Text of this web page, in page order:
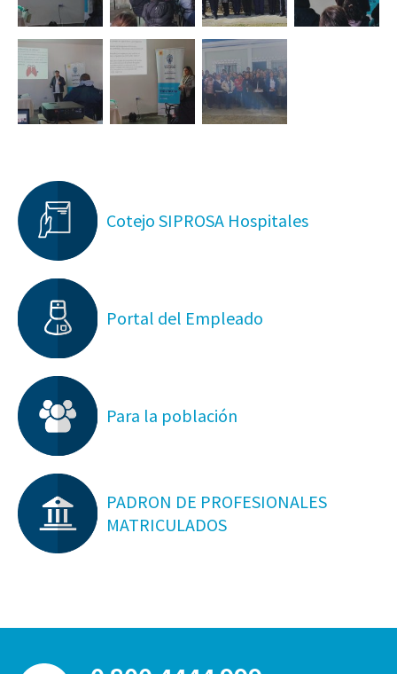
Cotejo SIPROSA Hospitales
Portal del Empleado
Para la población
PADRON DE PROFESIONALES
MATRICULADOS